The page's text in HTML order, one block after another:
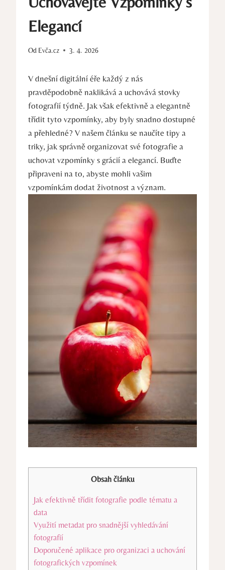
Elegancí
Od Evča.cz 3. 4. 2026
V dnešní digitální éře každý ⁣z⁤ nás
pravděpodobně naklikává a​ uchovává stovky
‌fotografií týdně. Jak však efektivně a elegantně
třídit tyto vzpomínky, aby‍ byly⁣ snadno dostupné
a přehledné?⁤ V našem článku se naučíte ​tipy‍ a
triky, jak správně organizovat své fotografie a
uchovat vzpomínky s‌ grácií ⁤a elegancí.‌ Buďte⁣
připraveni na to, abyste mohli‍ vašim
vzpomínkám dodat životnost‍ a význam.
Obsah článku
Jak efektivně ‍třídit fotografie ‍podle tématu a
data
Využití ⁢metadat⁢ pro snadnější vyhledávání
fotografií
Doporučené aplikace pro organizaci a uchování
fotografických ‌vzpomínek